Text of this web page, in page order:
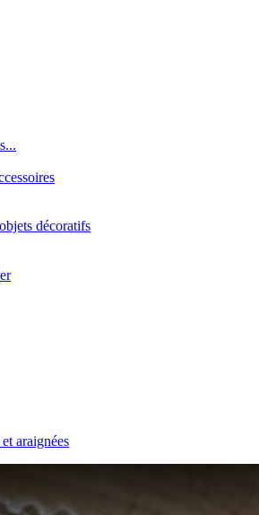
décoratifs
araignées